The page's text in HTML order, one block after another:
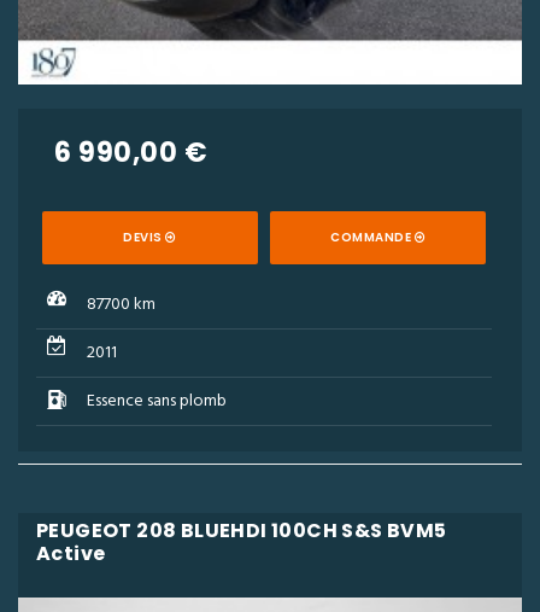
6 990,00 €
DEVIS COMMANDE
87700 km
2011
Essence sans plomb
PEUGEOT 208 BLUEHDI 100CH S&S BVM5
Active